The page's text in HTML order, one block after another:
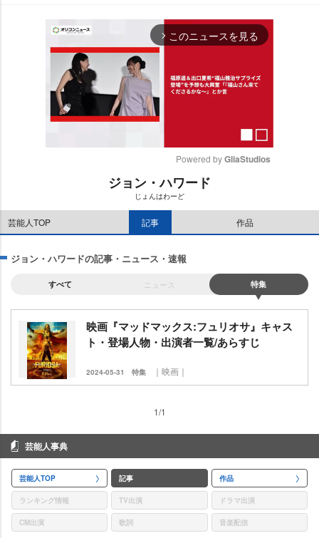
arrow_forward_ios このニュースを見る
Powered by GliaStudios
ジョン・ハワード
じょんはわーど
芸能人TOP 記事 作品
ジョン・ハワードの記事・ニュース・速報
すべて ニュース 特集
映画『マッドマックス:フュリオサ』キャス
ト・登場人物・出演者一覧/あらすじ
2024-05-31 特集 ｜映画｜
1/1
芸能人事典
芸能人TOP 記事 作品
ランキング情報 TV出演 ドラマ出演
CM出演 歌詞 音楽配信